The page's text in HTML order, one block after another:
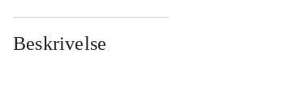
Beskrivelse